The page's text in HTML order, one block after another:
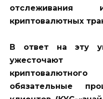
отслеживания
криптовалютных
В ответ на эту
ужесточают
обязательные